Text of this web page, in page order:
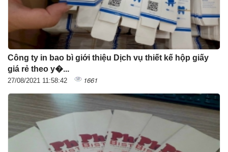
Công ty in bao bì giới thiệu Dịch vụ thiết kế hộp giấy
giá rẻ theo y�...
27/08/2021 11:58:42 1661